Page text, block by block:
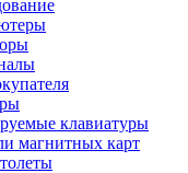
клавиатуры
магнитных карт